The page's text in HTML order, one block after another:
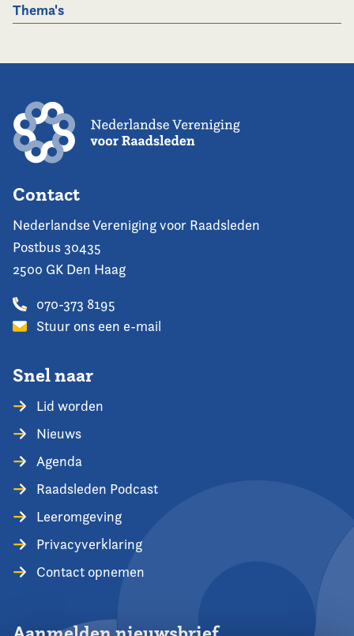
Thema's
Contact
Nederlandse Vereniging voor Raadsleden
Postbus 30435
2500 GK Den Haag
070-373 8195
Stuur ons een e-mail
Snel naar
Lid worden
Nieuws
Agenda
Raadsleden Podcast
Leeromgeving
Privacyverklaring
Contact opnemen